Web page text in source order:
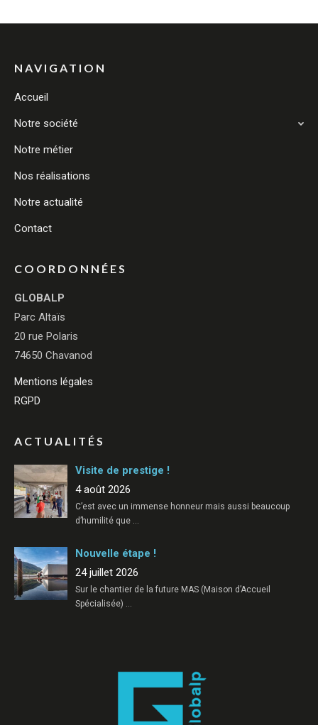
NAVIGATION
Accueil
Notre société
Notre métier
Nos réalisations
Notre actualité
Contact
COORDONNÉES
GLOBALP
Parc Altaïs
20 rue Polaris
74650 Chavanod
Mentions légales
RGPD
ACTUALITÉS
Visite de prestige !
4 août 2026
C’est avec un immense honneur mais aussi beaucoup
d’humilité que …
Nouvelle étape !
24 juillet 2026
Sur le chantier de la future MAS (Maison d’Accueil
Spécialisée)